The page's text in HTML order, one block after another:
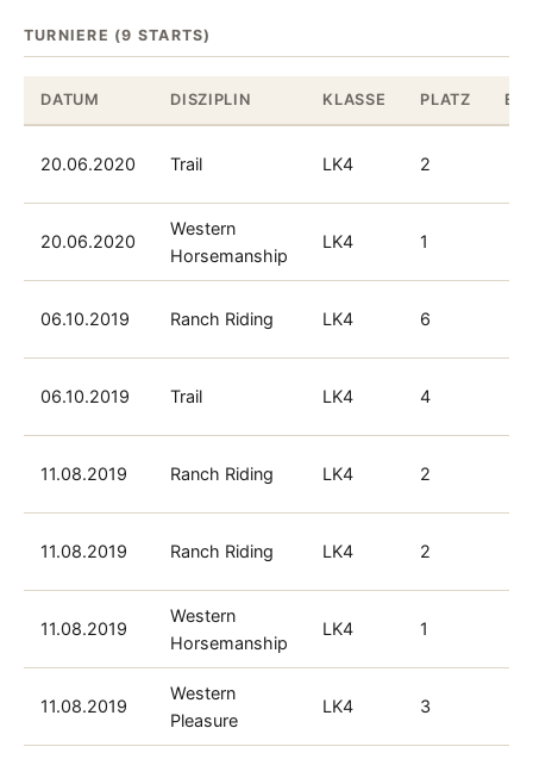
TURNIERE (9 STARTS)
DATUM DISZIPLIN KLASSE PLATZ
20.06.2020 Trail LK4 2
20.06.2020
Western
Horsemanship
LK4 1
06.10.2019 Ranch Riding LK4 6
06.10.2019 Trail LK4 4
11.08.2019 Ranch Riding LK4 2
11.08.2019 Ranch Riding LK4 2
11.08.2019
Western
Horsemanship
LK4 1
11.08.2019
Western
Pleasure
LK4 3